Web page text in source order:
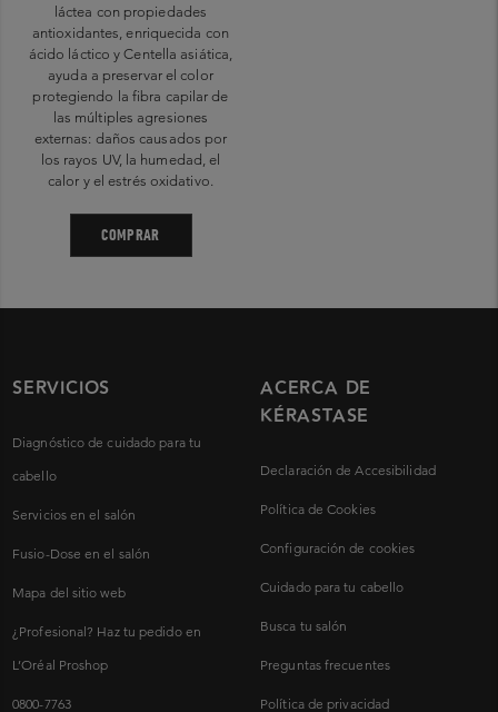
láctea con propiedades
antioxidantes, enriquecida con
ácido láctico y Centella asiática,
ayuda a preservar el color
protegiendo la fibra capilar de
las múltiples agresiones
externas: daños causados por
los rayos UV, la humedad, el
calor y el estrés oxidativo.
COMPRAR
SERVICIOS
Diagnóstico de cuidado para tu
cabello
Servicios en el salón
Fusio-Dose en el salón
Mapa del sitio web
¿Profesional? Haz tu pedido en
L’Oréal Proshop
0800-7763
ACERCA DE
KÉRASTASE
Declaración de Accesibilidad
Política de Cookies
Configuración de cookies
Cuidado para tu cabello
Busca tu salón
Preguntas frecuentes
Política de privacidad